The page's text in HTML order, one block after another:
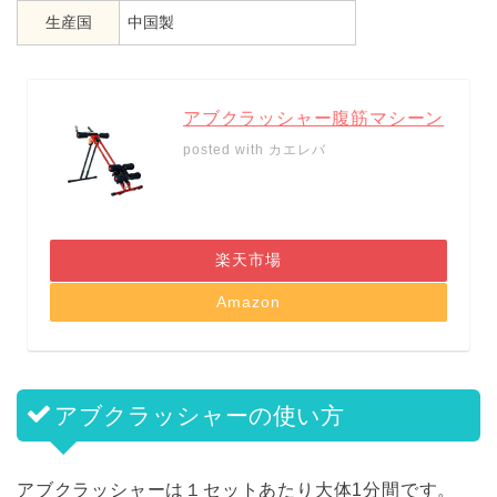
生産国 中国製
アブクラッシャー腹筋マシーン
posted with カエレバ
楽天市場
Amazon
アブクラッシャーの使い方
アブクラッシャーは１セットあたり大体1分間です。